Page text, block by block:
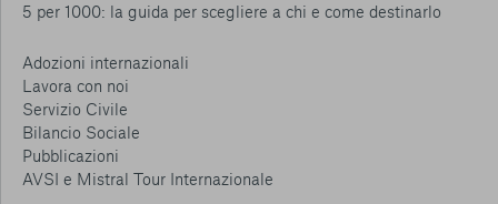
5 per 1000: la guida per scegliere a chi e come destinarlo
Adozioni internazionali
Lavora con noi
Servizio Civile
Bilancio Sociale
Pubblicazioni
AVSI e Mistral Tour Internazionale